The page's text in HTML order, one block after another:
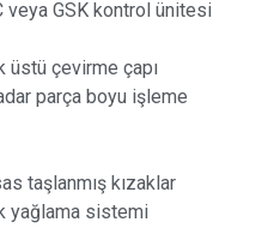
veya GSK kontrol ünitesi
üstü çevirme çapı
parça boyu işleme
taşlanmış kızaklar
yağlama sistemi